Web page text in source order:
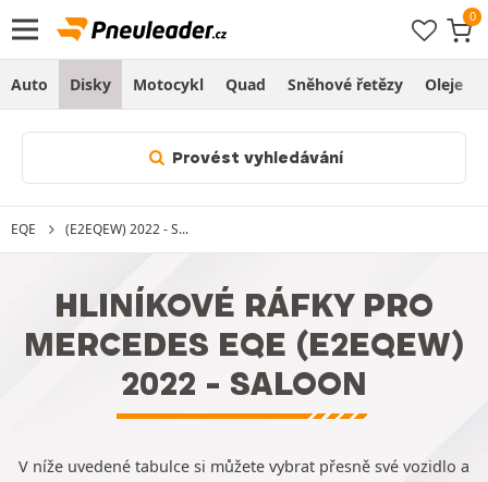
Auto Disky Motocykl Quad Sněhové řetězy Oleje
Provést vyhledávání
EQE (E2EQEW) 2022 - S...
HLINÍKOVÉ RÁFKY PRO
MERCEDES EQE (E2EQEW)
2022 - SALOON
V níže uvedené tabulce si můžete vybrat přesně své vozidlo a